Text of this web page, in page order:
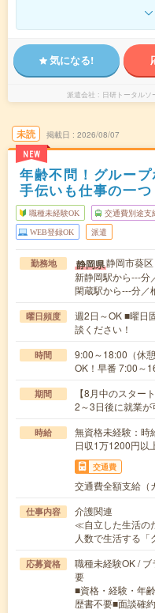
気になる!
派遣会社 日研トータル
未読
NEW
掲載日 2026/08/07
年齢不問！グルー
手伝いも仕事の一つ
職種未経験OK 交通費別途支
WEB登録OK 派遣
勤務地 静岡県静岡市葵区
新静岡駅から---分
閑蔵駅から---分／
曜日頻度
週2日～OK ■曜日
談ください！
時間
9:00～18:00（休
OK！早番 7:00～
期間
【8月中のスタ
2～3日後に就業が
時給
無資格未経験：
日収1万1200円以
交通費
交通費全額支給（
仕事内容
介護関連
≪自立した生活の
人数で生活する
応募資格
職種未経験OK /
要
■資格・経験・年
歴書不要■面談確